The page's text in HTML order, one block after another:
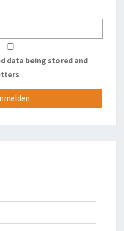
data being stored and